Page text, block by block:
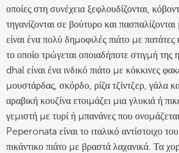
οποίες στη συνέχεια ξεφλουδίζονται,
τηγανίζονται σε βούτυρο και
είναι ένα πολύ δημοφιλές πιάτο με
το οποίο τρώγεται οποιαδήποτε στιγμή
dhal είναι ένα ινδικό πιάτο με κόκκινες
μουστάρδας, σκόρδο, ρίζα τζίντζερ, γάλα
αραβική κουζίνα ετοιμάζει μια γλυκιά ή
γεμιστή με τυρί ή μπανάνες που
Peperonata είναι το ιταλικό αντίστοιχο
πικάντικο πιάτο με βραστά λαχανικά. Τα